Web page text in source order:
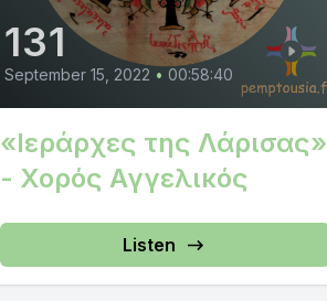
131
September 15, 2022 • 00:58:40
«Ιεράρχες της Λάρισας»
- Χορός Αγγελικός
Listen